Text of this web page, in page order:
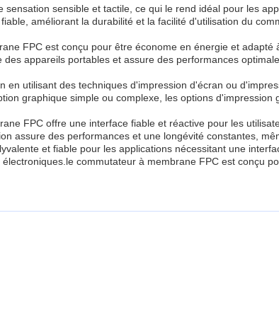
sensible et tactile, ce qui le rend idéal pour les
améliorant la durabilité et la facilité d'utilisation du
FPC est conçu pour être économe en énergie et
appareils portables et assure des performances
utilisant des techniques d'impression d'écran ou
graphique simple ou complexe, les options d'impression
FPC offre une interface fiable et réactive pour les
assure des performances et une longévité constantes,
et fiable pour les applications nécessitant une
commutateur à membrane FPC est conçu